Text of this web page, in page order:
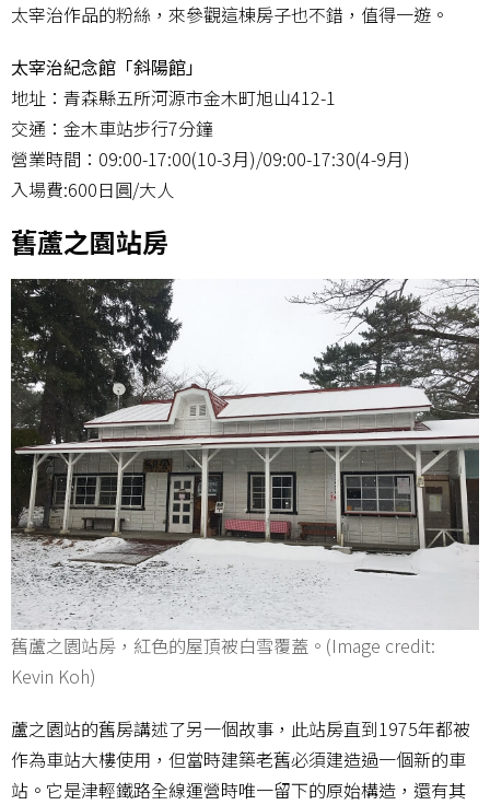
太宰治作品的粉絲，來參觀這棟房子也不錯，值得一遊。
太宰治紀念館「斜陽館」
地址：青森縣五所河源市金木町旭山412-1
交通：金木車站步行7分鐘
營業時間：09:00-17:00(10-3月)/09:00-17:30(4-9月)
入場費:600日圓/大人
舊蘆之園站房
舊蘆之園站房，紅色的屋頂被白雪覆蓋。(Image credit:
Kevin Koh)
蘆之園站的舊房講述了另一個故事，此站房直到1975年都被
作為車站大樓使用，但當時建築老舊必須建造過一個新的車
站。它是津輕鐵路全線運營時唯一留下的原始構造，還有其